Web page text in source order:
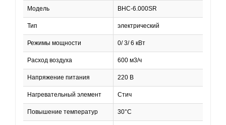
Модель BHC-6.000SR
Тип электрический
Режимы мощности 0/ 3/ 6 кВт
Расход воздуха 600 м3/ч
Напряжение питания 220 В
Нагревательный элемент Стич
Повышение температур 30°C